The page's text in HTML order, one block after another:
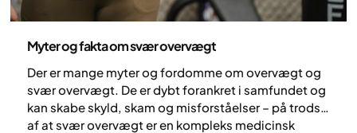
Myter og fakta om svær overvægt
Der er mange myter og fordomme om overvægt og
svær overvægt. De er dybt forankret i samfundet og
kan skabe skyld, skam og misforståelser – på trods
af at svær overvægt er en kompleks medicinsk